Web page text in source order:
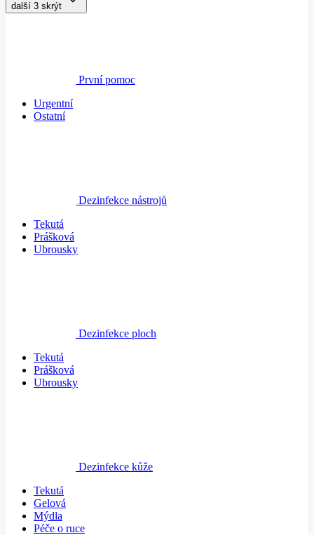
další 3 skrýt
První pomoc
Urgentní
Ostatní
Dezinfekce nástrojů
Tekutá
Prášková
Ubrousky
Dezinfekce ploch
Tekutá
Prášková
Ubrousky
Dezinfekce kůže
Tekutá
Gelová
Mýdla
Péče o ruce